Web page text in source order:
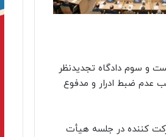
و سوم دادگاه تجدیدنظر
عدم ضبط ادرار و مدفوع
کننده در جلسه هیأت